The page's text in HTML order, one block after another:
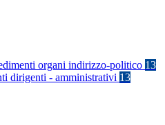
organi indirizzo-politico 13
dirigenti - amministrativi 13